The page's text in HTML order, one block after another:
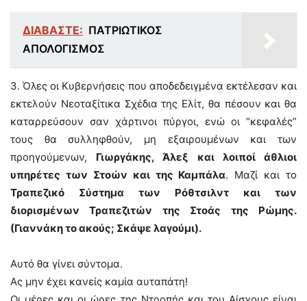
ΔΙΑΒΑΣΤΕ: ΠΑΤΡΙΩΤΙΚΟΣ
ΑΠΟΛΟΓΙΣΜΟΣ
3. Όλες οι Κυβερνήσεις που αποδεδειγμένα εκτέλεσαν και
εκτελούν Νεοταξίτικα Σχέδια της Ελίτ, θα πέσουν και θα
καταρρεύσουν σαν χάρτινοι πύργοι, ενώ οι “κεφαλές”
τους θα συλληφθούν, μη εξαιρουμένων και των
προηγούμενων, Γιωργάκης, Άλεξ και λοιποί άθλιοι
υπηρέτες των Στοών και της Καμπάλα. Μαζί και το
Τραπεζικό Σύστημα των Ρόθτσιλντ και των
διορισμένων Τραπεζιτών της Στοάς της Ρώμης.
(Γιαννάκη το ακούς; Σκάψε λαγούμι).
Αυτό θα γίνει σύντομα.
Ας μην έχει κανείς καμία αυταπάτη!